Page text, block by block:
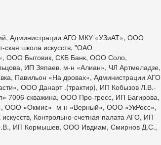
Администрации АГО МКУ «УЗиАТ», ООО
школа искусств, "ОАО
ООО Бытовик, СКБ Банк, ООО Соло,
ИП Зяпаев. м-н «Алиан», ЧЛ Артмеладзе,
Павильон «На дровах», Администрации АГО
ООО Данарт .(трактир), ИП Кобызов Л.В.-
7006-скважина, ООО Про-гресс, ИП Багирова,
ООО «Окмис»- м-н «Верный», ООО «УкРосс»,
Контрольно-счетная палата АГО, ИП
О.В., ИП Кормышев, ООО Ивдиам, Смирнов Д.С.,